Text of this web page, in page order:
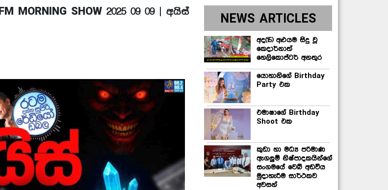
MORNING SHOW 2025 09 09 | අයිස්
NEWS ARTICLES
අද(15) අළුයම සිදු වූ
කෙදාර්නාත්
හෙලිකොප්ටර් අනතුර
යොහානිගේ Birthday
Party එක
එමාෂාගේ Birthday
Shoot එක
කුඩා හා මධ්‍ය පරිමාණ
ඇගලුම් නිෂ්පාදකයින්ගේ
සංගමයේ වෙබ් අඩවිය
මුදාහැරීම සාර්ථකව
අවසන්